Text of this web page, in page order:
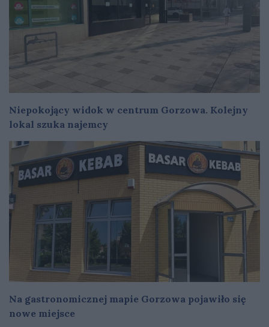
Niepokojący widok w centrum Gorzowa. Kolejny
lokal szuka najemcy
Na gastronomicznej mapie Gorzowa pojawiło się
nowe miejsce